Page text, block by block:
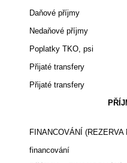
Daňové příjmy
Nedaňové příjmy
Poplatky TKO, psi
Přijaté transfery
Přijaté transfery
FINANCOVÁNÍ
financování